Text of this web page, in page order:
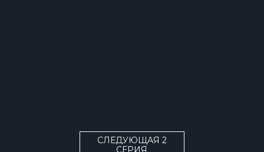
СЛЕДУЮЩАЯ 2
СЕРИЯ